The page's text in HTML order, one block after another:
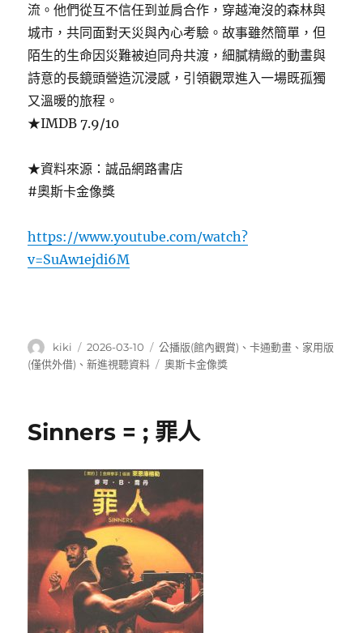
流。他們從互不信任到並肩合作，穿越淹沒的森林與
城市，共同面對天災與內心考驗。故事雖然簡單，但
陌生的生命因災難被迫同舟共渡，細膩精緻的動畫與
詩意的長鏡頭營造沉浸感，引領觀眾進入一場既孤獨
又溫暖的旅程。
★IMDB 7.9/10
★資料來源：誠品網路書店
#奧斯卡金像獎
https://www.youtube.com/watch?
v=SuAw1ejdi6M
作
者
kiki
發
佈
2026-03-10
分
類
公播版(館內觀賞) 、卡通動畫 、 家用版
(僅供外借) 、新進視聽資料
標
奧斯卡金像獎
Sinners = ; 罪人